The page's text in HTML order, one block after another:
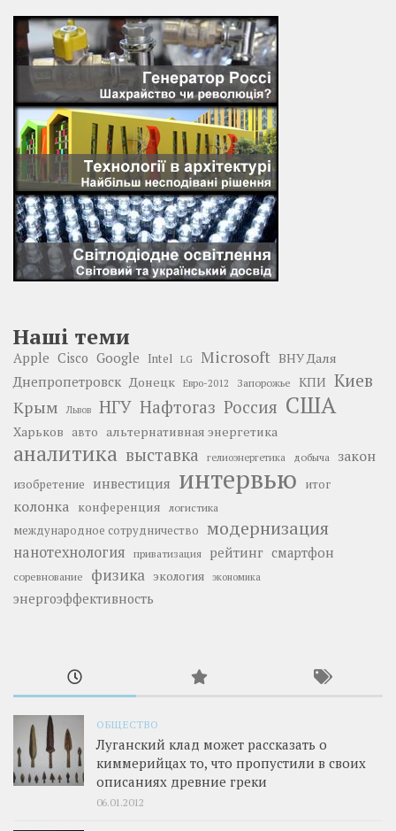
Наші теми
Apple Cisco Google Intel LG Microsoft ВНУ Даля
Днепропетровск Донецк Евро-2012 Запорожье КПИ Киев
Крым Львов НГУ Нафтогаз Россия США
Харьков авто альтернативная энергетика
аналитика выставка гелиоэнергетика добыча закон
изобретение инвестиция интервью итог
колонка конференция логистика
международное сотрудничество модернизация
нанотехнология приватизация рейтинг смартфон
соревнование физика экология экономика
энергоэффективность
ОБЩЕСТВО
Луганский клад может рассказать о
киммерийцах то, что пропустили в своих
описаниях древние греки
06.01.2012